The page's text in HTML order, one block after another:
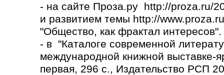
- на сайте Проза.ру http://proza.ru/
и развитием темы http://
"Общество, как фрактал интересов".
- в "Каталоге современной
международной книжной выставке-
первая, 296 с., Издательство РСП